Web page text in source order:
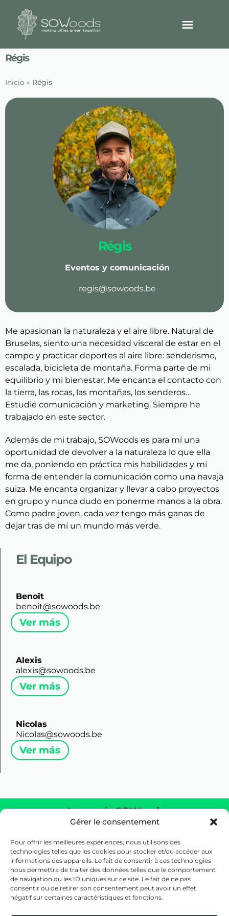
Gérer le consentement
Pour offrir les meilleures expériences, nous utilisons des
technologies telles que les cookies pour stocker et/ou accéder aux
informations des appareils. Le fait de consentir à ces technologies
nous permettra de traiter des données telles que le comportement
de navigation ou les ID uniques sur ce site. Le fait de ne pas
consentir ou de retirer son consentement peut avoir un effet
négatif sur certaines caractéristiques et fonctions.
Régis
Inicio » Régis
Régis
Eventos y comunicación
regis@sowoods.be
Me apasionan la naturaleza y el aire libre. Natural de
Bruselas, siento una necesidad visceral de estar en el
campo y practicar deportes al aire libre: senderismo,
escalada, bicicleta de montaña. Forma parte de mi
equilibrio y mi bienestar. Me encanta el contacto con
la tierra, las rocas, las montañas, los senderos…
Estudié comunicación y marketing. Siempre he
trabajado en este sector.
Además de mi trabajo, SOWoods es para mí una
oportunidad de devolver a la naturaleza lo que ella
me da, poniendo en práctica mis habilidades y mi
forma de entender la comunicación como una navaja
suiza. Me encanta organizar y llevar a cabo proyectos
en grupo y nunca dudo en ponerme manos a la obra.
Como padre joven, cada vez tengo más ganas de
dejar tras de mí un mundo más verde.
El Equipo​
Benoît
benoit@sowoods.be
Ver más
Alexis
alexis@sowoods.be
Ver más
Nicolas
Nicolas@sowoods.be
Ver más
Acerca deSOWoods
Devolver la naturaleza al corazón de tu entorno creando
un verdadero ecosistema a escala real.
Nuestras Oficinas
26 Rue d’Edimbourg, 1050 Ixelles, Bélgica (Sede central)
Botanic Tower, Bd Saint-Lazare 4/10,
1210 Bruselas, Bélgica (Oficinas)